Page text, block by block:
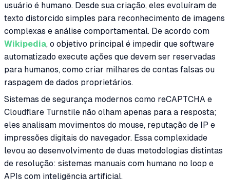
usuário é humano. Desde sua criação, eles evoluíram de
texto distorcido simples para reconhecimento de imagens
complexas e análise comportamental. De acordo com
Wikipedia, o objetivo principal é impedir que software
automatizado execute ações que devem ser reservadas
para humanos, como criar milhares de contas falsas ou
raspagem de dados proprietários.
Sistemas de segurança modernos como reCAPTCHA e
Cloudflare Turnstile não olham apenas para a resposta;
eles analisam movimentos do mouse, reputação de IP e
impressões digitais do navegador. Essa complexidade
levou ao desenvolvimento de duas metodologias distintas
de resolução: sistemas manuais com humano no loop e
APIs com inteligência artificial.